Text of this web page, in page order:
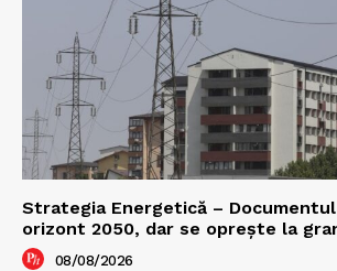
Strategia Energetică –
orizont 2050, dar se oprește la
08/08/2026